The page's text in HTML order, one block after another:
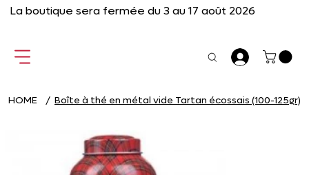
La boutique sera fermée du 3 au 17 août 2026
HOME / Boîte à thé en métal vide Tartan écossais (100-125gr)